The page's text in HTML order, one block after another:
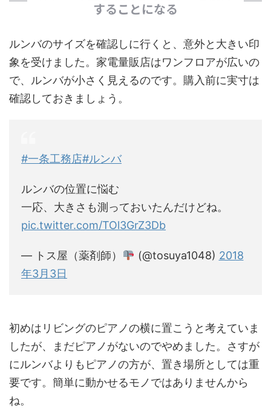
することになる
ルンバのサイズを確認しに行くと、意外と大きい印
象を受けました。家電量販店はワンフロアが広いの
で、ルンバが小さく見えるのです。購入前に実寸は
確認しておきましょう。
#一条工務店#ルンバ
ルンバの位置に悩む
一応、大きさも測っておいたんだけどね。
pic.twitter.com/TOl3GrZ3Db
— トス屋（薬剤師） (@tosuya1048) 2018
年3月3日
初めはリビングのピアノの横に置こうと考えていま
したが、まだピアノがないのでやめました。さすが
にルンバよりもピアノの方が、置き場所としては重
要です。簡単に動かせるモノではありませんから
ね。